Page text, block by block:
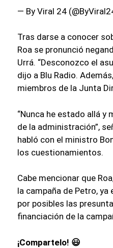
— By Viral 24
Tras darse a conocer
Roa se pronunció
Urrá. “Desconozco el
dijo a Blu Radio.
miembros de la Junta
“Nunca he estado allá y
de la administración”,
habló con el ministro
los cuestionamientos.
Cabe mencionar que
la campaña de Petro,
por posibles las
financiación de la
¡Compartelo! 😃